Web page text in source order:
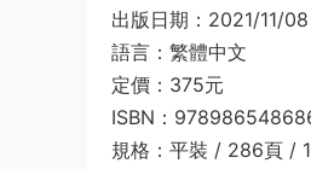
出版日期：2021/11/08
語言：繁體中文
定價：375元
ISBN：
規格：平裝 / 286頁 /